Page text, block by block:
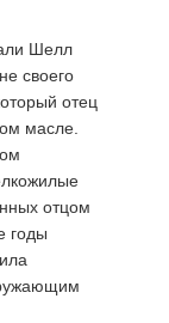
Шелл
своего
отец
масле.
отцом
годы